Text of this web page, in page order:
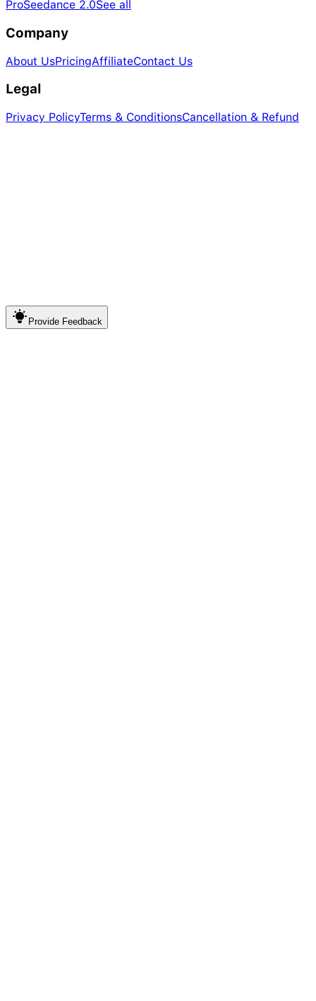
ProSeedance 2.0See all
Company
About UsPricingAffiliateContact Us
Legal
Privacy PolicyTerms & ConditionsCancellation & Refund
Provide Feedback